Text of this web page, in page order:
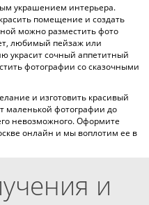
украшением интерьера.
помещение и создать
можно разместить фото
любимый пейзаж или
украсит сочный аппетитный
фотографии со сказочными
и изготовить красивый
маленькой фотографии до
невозможного. Оформите
онлайн и мы воплотим ее в
и